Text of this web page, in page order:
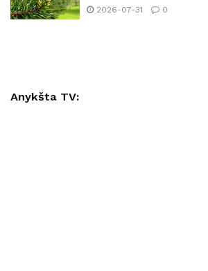
2026-07-31 0
Anykšta TV: